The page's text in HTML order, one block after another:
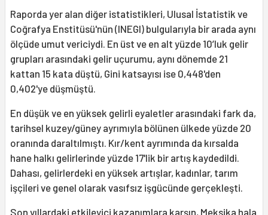
Raporda yer alan diğer istatistikleri, Ulusal İstatistik ve
Coğrafya Enstitüsü'nün (INEGI) bulgularıyla bir arada aynı
ölçüde umut vericiydi. En üst ve en alt yüzde 10’luk gelir
grupları arasındaki gelir uçurumu, aynı dönemde 21
kattan 15 kata düştü, Gini katsayısı ise 0,448'den
0,402'ye düşmüştü.
En düşük ve en yüksek gelirli eyaletler arasındaki fark da,
tarihsel kuzey/güney ayrımıyla bölünen ülkede yüzde 20
oranında daraltılmıştı. Kır/kent ayrımında da kırsalda
hane halkı gelirlerinde yüzde 17'lik bir artış kaydedildi.
Dahası, gelirlerdeki en yüksek artışlar, kadınlar, tarım
işçileri ve genel olarak vasıfsız işgücünde gerçekleşti.
Son yıllardaki etkileyici kazanımlara karşın, Meksika hala